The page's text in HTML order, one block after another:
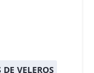
VELEROS